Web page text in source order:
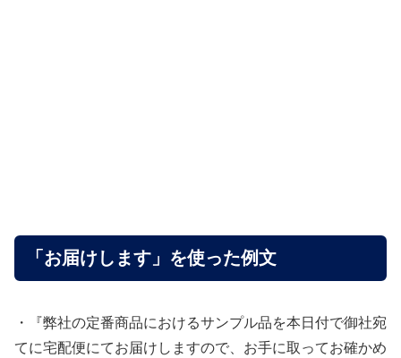
「お届けします」を使った例文
・『弊社の定番商品におけるサンプル品を本日付で御社宛
てに宅配便にてお届けしますので、お手に取ってお確かめ